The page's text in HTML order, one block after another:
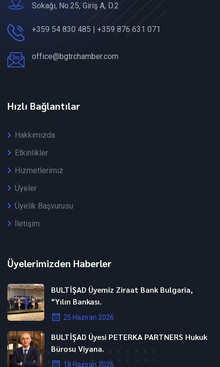
Sokağı, No.25, Giriş A, D.2
+359 54 830 485 | +359 876 631 071
office@bgtrchamber.com
Hızlı Bağlantılar
Hakkımızda
Etkinlikler
Hizmetlerimiz
Üyeler
Üyelik Başvurusu
İletişim
Üyelerimizden Haberler
BULTİŞAD Üyemiz Ziraat Bank Bulgaria,
“Yılın Bankası.
25 Haziran 2026
BULTİŞAD Üyesi PETERKA PARTNERS Hukuk
Bürosu Viyana.
18 Haziran 2026